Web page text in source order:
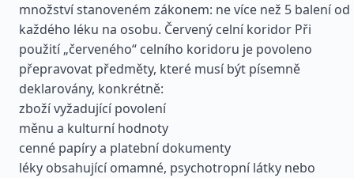
množství stanoveném zákonem: ne více než 5 balení od
každého léku na osobu. Červený celní koridor Při
použití „červeného“ celního koridoru je povoleno
přepravovat předměty, které musí být písemně
deklarovány, konkrétně:
zboží vyžadující povolení
měnu a kulturní hodnoty
cenné papíry a platební dokumenty
léky obsahující omamné, psychotropní látky nebo